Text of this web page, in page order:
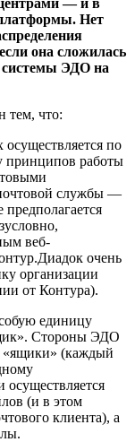
Нет
она сложилась
системы ЭДО на
тем, что:
по
принципов работы
службы —
веб-
очень
организации
от Контура).
единицу
Стороны ЭДО
«ящики» (каждый
(и в этом
клиента), а